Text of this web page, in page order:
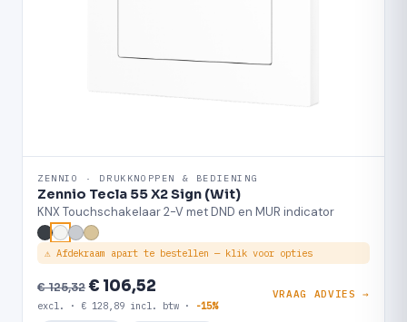
ZENNIO · DRUKKNOPPEN & BEDIENING
Zennio Tecla 55 X2 Sign (Wit)
KNX Touchschakelaar 2-V met DND en MUR indicator
⚠ Afdekraam apart te bestellen — klik voor opties
€ 125,32€ 106,52
excl. · € 128,89 incl. btw · -15%
VRAAG ADVIES →